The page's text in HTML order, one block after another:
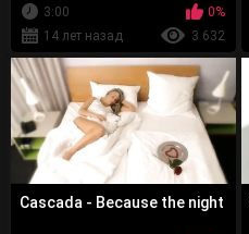
3:00
0%
14 лет назад
3 632
Cascada - Because the night